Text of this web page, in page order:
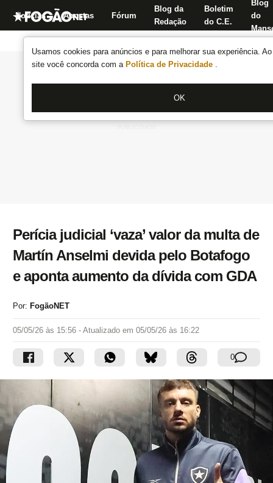
Usamos cookies para anúncios e para melhorar sua experiência.
site você concorda com a Política de Privacidade .
OK
Notícias Apostas Fórum
Blog da
Redação
Boletim
do C.E.
Blog
do
Perícia judicial ‘vaza’ valor da multa de
Martín Anselmi devida pelo Botafogo
e aponta aumento da dívida com GDA
Por: FogãoNET
05/05/26 às 15:56 - Atualizado em 05/05/26 às 16:22
0